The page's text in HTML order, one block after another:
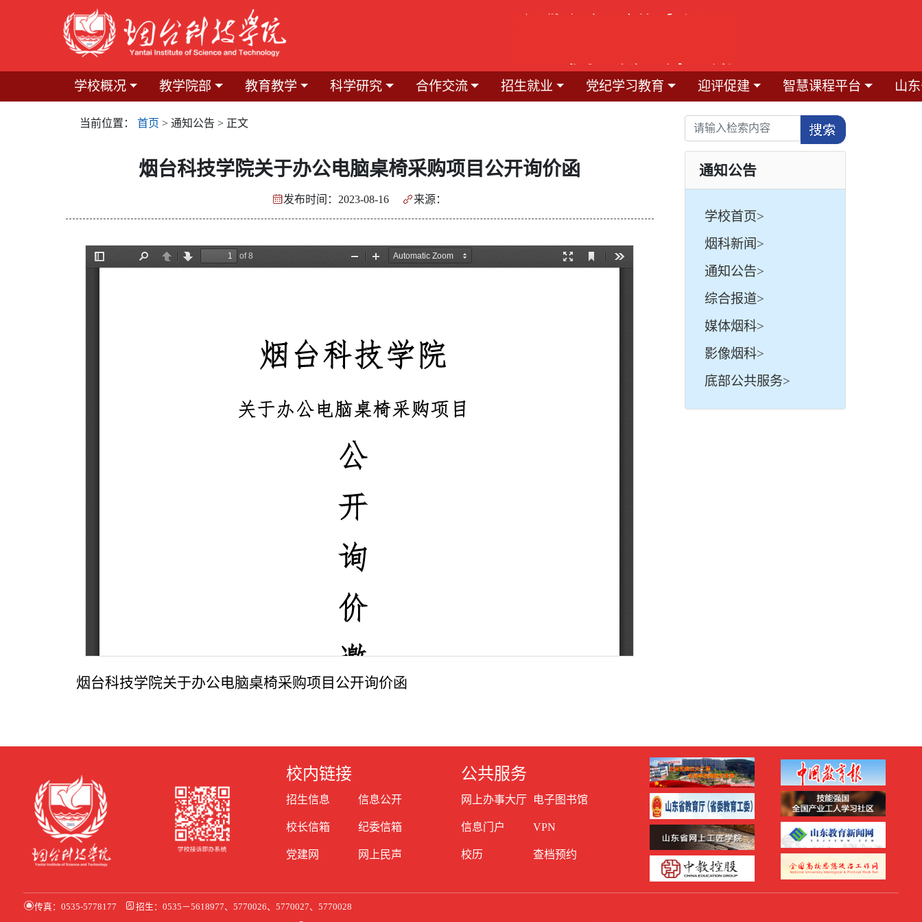
学校概况 教学院部 教育教学 科学研究 合作交流 招生就业 党纪学习教育 迎评促建 智慧课程平台 山
当前位置： 首页 > 通知公告 > 正文
烟台科技学院关于办公电脑桌椅采购项目公开询价函
发布时间：2023-08-16 来源：
烟台科技学院关于办公电脑桌椅采购项目公开询价函
通知公告
学校首页>
烟科新闻>
通知公告>
综合报道>
媒体烟科>
影像烟科>
底部公共服务>
校内链接
招生信息 信息公开
校长信箱 纪委信箱
党建网 网上民声
公共服务
网上办事大厅 电子图书馆
信息门户 VPN
校历 查档预约
传真：0535-5778177 招生：0535－5618977、5770026、5770027、5770028